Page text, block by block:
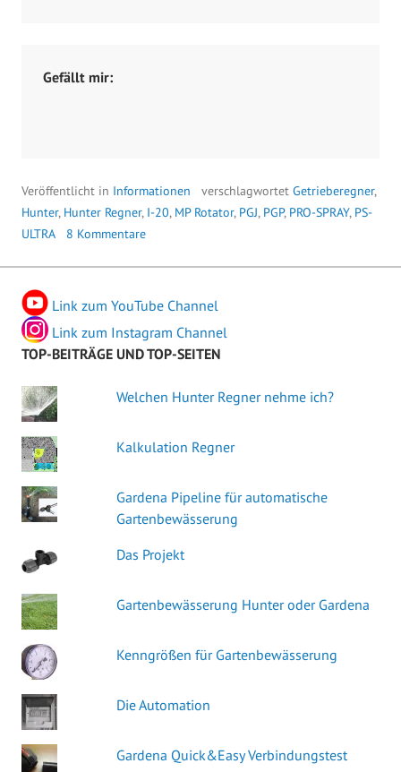
Gefällt mir:
Veröffentlicht in Informationen verschlagwortet Getrieberegner,
Hunter, Hunter Regner, I-20, MP Rotator, PGJ, PGP, PRO-SPRAY, PS-
ULTRA
8 Kommentare
Link zum YouTube Channel
Link zum Instagram Channel
TOP-BEITRÄGE UND TOP-SEITEN
Welchen Hunter Regner nehme ich?
Kalkulation Regner
Gardena Pipeline für automatische
Gartenbewässerung
Das Projekt
Gartenbewässerung Hunter oder Gardena
Kenngrößen für Gartenbewässerung
Die Automation
Gardena Quick&Easy Verbindungstest